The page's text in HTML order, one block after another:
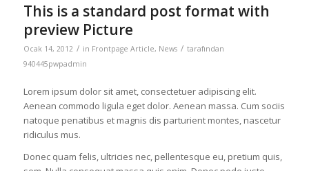
This is a standard post format with
preview Picture
Ocak 14, 2012 / in Frontpage Article, News / tarafından
940445pwpadmin
Lorem ipsum dolor sit amet, consectetuer adipiscing elit.
Aenean commodo ligula eget dolor. Aenean massa. Cum sociis
natoque penatibus et magnis dis parturient montes, nascetur
ridiculus mus.
Donec quam felis, ultricies nec, pellentesque eu, pretium quis,